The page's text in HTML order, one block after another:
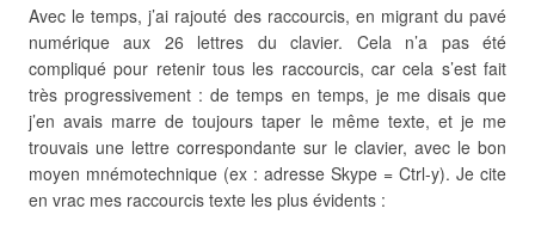
Avec le temps, j’ai rajouté des raccourcis, en migrant du pavé
numérique aux 26 lettres du clavier. Cela n’a pas été
compliqué pour retenir tous les raccourcis, car cela s’est fait
très progressivement : de temps en temps, je me disais que
j’en avais marre de toujours taper le même texte, et je me
trouvais une lettre correspondante sur le clavier, avec le bon
moyen mnémotechnique (ex : adresse Skype = Ctrl-y). Je cite
en vrac mes raccourcis texte les plus évidents :